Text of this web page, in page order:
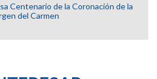
Centenario de la Coronación de la
del Carmen